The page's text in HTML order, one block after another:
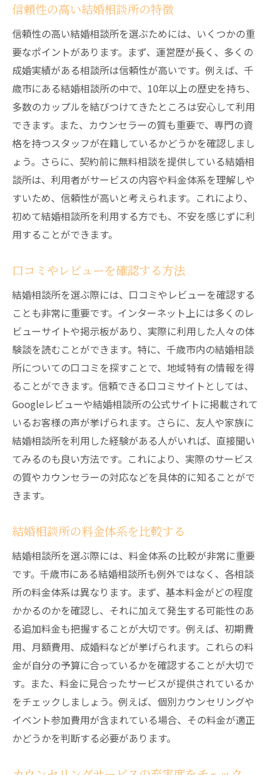
信頼性の高い結婚相談所の特徴
信頼性の高い結婚相談所を選ぶためには、いくつかの重
要なポイントがあります。まず、運営歴が長く、多くの
成婚実績がある相談所は信頼性が高いです。例えば、千
歳市にある結婚相談所の中で、10年以上の歴史を持ち、
多数のカップルを結びつけてきたところは安心して利用
できます。また、カウンセラーの質も重要で、専門の資
格を持つスタッフが在籍しているかどうかを確認しまし
ょう。さらに、契約前に無料相談を提供している結婚相
談所は、利用者がサービスの内容や料金体系を理解しや
すいため、信頼性が高いと考えられます。これにより、
初めて結婚相談所を利用する方でも、不安を感じずに利
用することができます。
口コミやレビューを確認する方法
結婚相談所を選ぶ際には、口コミやレビューを確認する
ことも非常に重要です。インターネット上には多くのレ
ビューサイトや掲示板があり、実際に利用した人々の体
験談を読むことができます。特に、千歳市内の結婚相談
所についての口コミを探すことで、地域特有の情報を得
ることができます。信頼できる口コミサイトとしては、
Googleレビューや結婚相談所の公式サイトに掲載されて
いるお客様の声が挙げられます。さらに、友人や家族に
結婚相談所を利用した経験がある人がいれば、直接聞い
てみるのも良い方法です。これにより、実際のサービス
の質やカウンセラーの対応などを具体的に知ることがで
きます。
結婚相談所の料金体系を比較する
結婚相談所を選ぶ際には、料金体系の比較が非常に重要
です。千歳市にある結婚相談所も例外ではなく、各相談
所の料金体系は異なります。まず、基本料金がどの程度
かかるのかを確認し、それに加えて発生する可能性のあ
る追加料金も把握することが大切です。例えば、初期費
用、月額費用、成婚料などが挙げられます。これらの料
金が自分の予算に合っているかを確認することが大切で
す。また、料金に見合ったサービスが提供されているか
をチェックしましょう。例えば、個別カウンセリングや
イベント参加費用が含まれている場合、その料金が適正
かどうかを判断する必要があります。